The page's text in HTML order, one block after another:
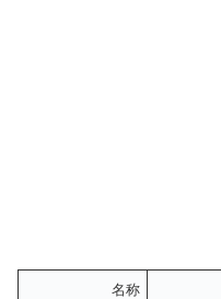
名称